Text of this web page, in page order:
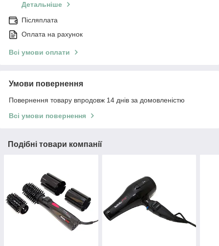
Детальніше
Післяплата
Оплата на рахунок
Всі умови оплати
Умови повернення
Повернення товару впродовж 14 днів за домовленістю
Всі умови повернення
Подібні товари компанії